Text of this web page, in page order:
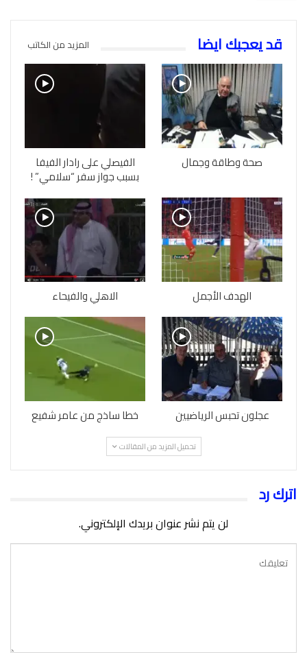
قد يعجبك ايضا المزيد من الكاتب
صحة وطاقة وجمال الفيصلي على رادار الفيفا
بسبب جواز سفر “سلامي” !
الهدف الأجمل الاهلي والفيحاء
عجلون تحبس الرياضيين خطا ساذج من عامر شفيع
تحميل المزيد من المقالات
اترك رد
لن يتم نشر عنوان بريدك الإلكتروني.